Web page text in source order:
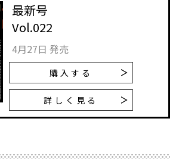
最新号
Vol.022
4月27日 発売
購入する
詳しく見る